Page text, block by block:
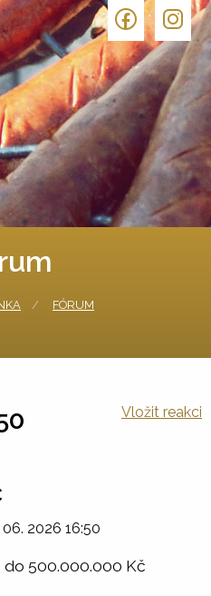
FÓRUM
Vložit reakci
06. 2026 16:50
500.000.000 Kč